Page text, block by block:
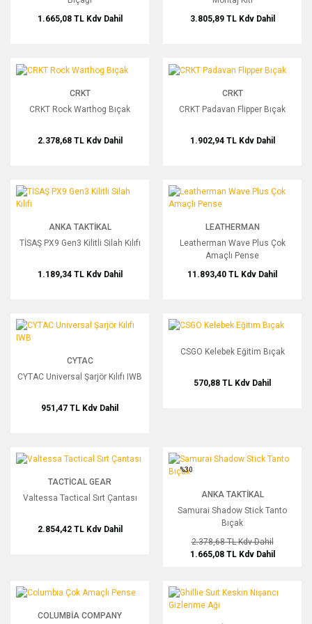
1.665,08 TL Kdv Dahil
3.805,89 TL Kdv Dahil
CRKT Rock Warthog Bıçak
CRKT
CRKT Rock Warthog Bıçak
2.378,68 TL Kdv Dahil
CRKT Padavan Flipper Bıçak
CRKT
CRKT Padavan Flipper Bıçak
1.902,94 TL Kdv Dahil
TİSAŞ PX9 Gen3 Kilitli Silah Kılıfı
ANKA TAKTIKAL
TİSAŞ PX9 Gen3 Kilitli Silah Kılıfı
1.189,34 TL Kdv Dahil
Leatherman Wave Plus Çok Amaçlı
LEATHERMAN
Leatherman Wave Plus Çok
Amaçlı Pense
11.893,40 TL Kdv Dahil
CYTAC Universal Şarjör Kılıfı IWB
CYTAC
CYTAC Universal Şarjör Kılıfı IWB
951,47 TL Kdv Dahil
CSGO Kelebek Eğitim Bıçak
CSGO Kelebek Eğitim Bıçak
570,88 TL Kdv Dahil
Valtessa Tactical Sırt Çantası
TACTICAL GEAR
Valtessa Tactical Sırt Çantası
2.854,42 TL Kdv Dahil
Samurai Shadow Stick Tanto Bıçak
%30
ANKA TAKTIKAL
Samurai Shadow Stick Tanto
Bıçak
2.378,68 TLKdv Dahil
1.665,08 TL Kdv Dahil
Columbia Çok Amaçlı Pense
COLUMBIA COMPANY
Ghillie Suit Keskin Nişancı Gizlenme